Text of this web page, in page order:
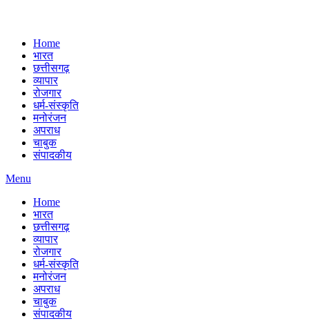
Home
भारत
छत्तीसगढ़
व्यापार
रोजगार
धर्म-संस्कृति
मनोरंजन
अपराध
चाबुक
संपादकीय
Menu
Home
भारत
छत्तीसगढ़
व्यापार
रोजगार
धर्म-संस्कृति
मनोरंजन
अपराध
चाबुक
संपादकीय